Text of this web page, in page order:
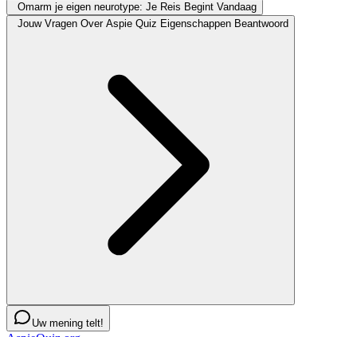
Omarm je eigen neurotype: Je Reis Begint Vandaag
Jouw Vragen Over Aspie Quiz Eigenschappen Beantwoord
Uw mening telt!